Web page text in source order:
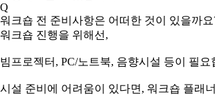
Q
워크숍 전 준비사항은 어떠한 것이 있을까요
워크숍 진행을 위해선,
빔프로젝터, PC/노트북, 음향시설 등이 필요
시설 준비에 어려움이 있다면, 워크숍 플래